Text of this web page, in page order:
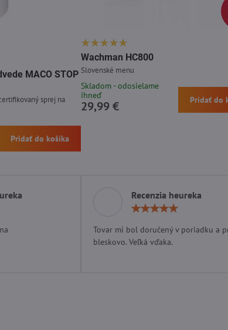
MACO STOP
sprej na
Pridať do košíka
Wachman HC800
Slovenské menu
Skladom - odosielame
ihneď
29,99 € Pridať do
Recenzia heureka
/
5
Tovar mi bol doručený v poriadku a
bleskovo. Veľká vďaka.